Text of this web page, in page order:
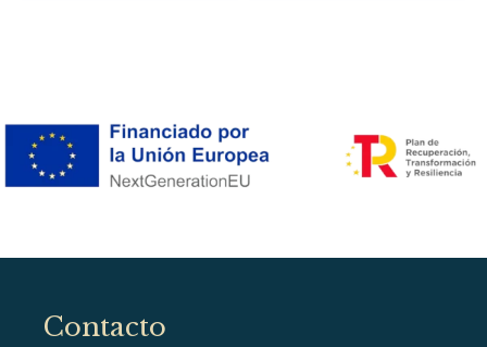
Contacto